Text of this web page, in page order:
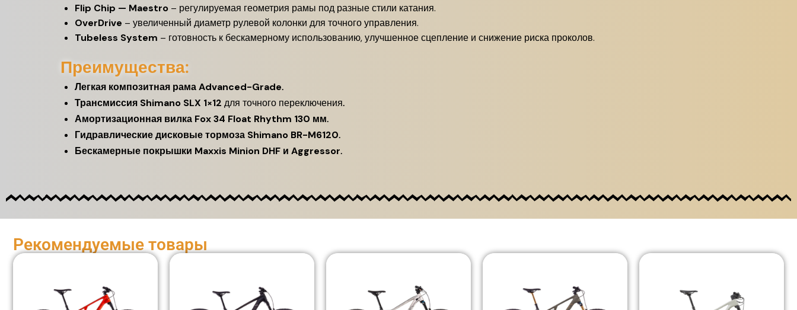
Flip Chip — Maestro – регулируемая геометрия рамы под разные стили катания.
OverDrive – увеличенный диаметр рулевой колонки для точного управления.
Tubeless System – готовность к бескамерному использованию, улучшенное сцепление и снижение риска проколов.
Преимущества:
Легкая композитная рама Advanced-Grade.
Трансмиссия Shimano SLX 1×12 для точного переключения.
Амортизационная вилка Fox 34 Float Rhythm 130 мм.
Гидравлические дисковые тормоза Shimano BR-M6120.
Бескамерные покрышки Maxxis Minion DHF и Aggressor.
Рекомендуемые товары